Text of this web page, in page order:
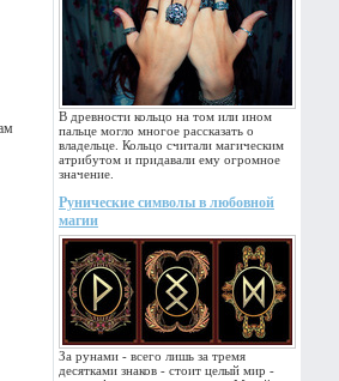
В древности кольцо на том или ином
пальце могло многое рассказать о
владельце. Кольцо считали магическим
атрибутом и придавали ему огромное
значение.
Рунические символы в любовной
магии
За рунами - всего лишь за тремя
десятками знаков - стоит целый мир -